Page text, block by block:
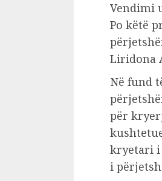
Vendimi
Po këtë
Liridona
Në fund
për
kryetari i
i